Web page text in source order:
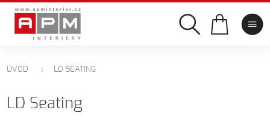
ÚVOD LD SEATING
LD Seating